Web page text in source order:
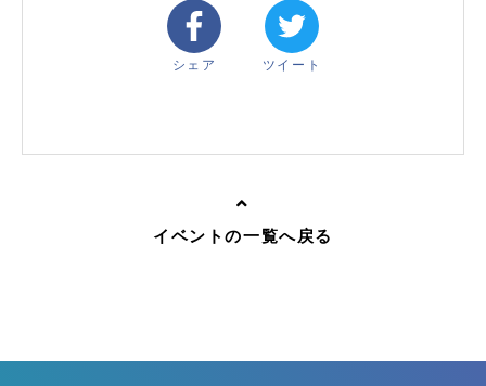
シェア ツイート
イベントの一覧へ戻る